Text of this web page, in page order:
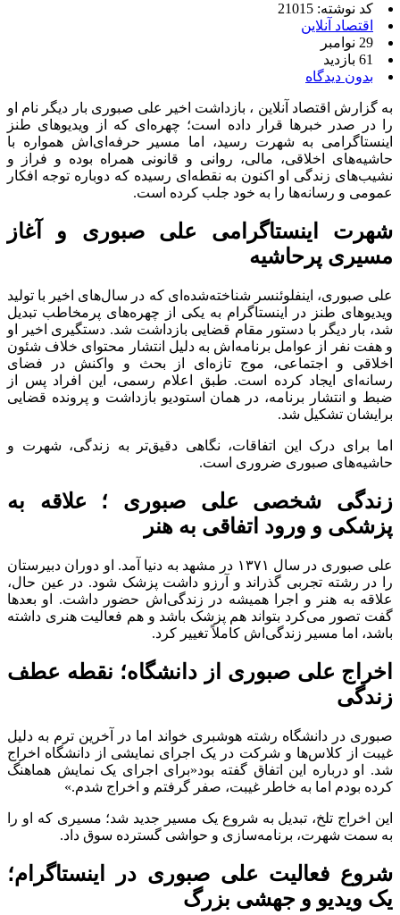
کد نوشته: 21015
اقتصاد آنلاین
29 نوامبر
61 بازدید
بدون دیدگاه
به گزارش اقتصاد آنلاین ، بازداشت اخیر علی صبوری بار دیگر نام او
را در صدر خبرها قرار داده است؛ چهره‌ای که از ویدیوهای طنز
اینستاگرامی به شهرت رسید، اما مسیر حرفه‌ای‌اش همواره با
حاشیه‌های اخلاقی، مالی، روانی و قانونی همراه بوده و فراز و
نشیب‌های زندگی او اکنون به نقطه‌ای رسیده که دوباره توجه افکار
عمومی و رسانه‌ها را به خود جلب کرده است.
شهرت اینستاگرامی علی صبوری و آغاز
مسیری پرحاشیه
علی صبوری، اینفلوئنسر شناخته‌شده‌ای که در سال‌های اخیر با تولید
ویدیوهای طنز در اینستاگرام به یکی از چهره‌های پرمخاطب تبدیل
شد، بار دیگر با دستور مقام قضایی بازداشت شد. دستگیری اخیر او
و هفت نفر از عوامل برنامه‌اش به دلیل انتشار محتوای خلاف شئون
اخلاقی و اجتماعی، موج تازه‌ای از بحث و واکنش در فضای
رسانه‌ای ایجاد کرده است. طبق اعلام رسمی، این افراد پس از
ضبط و انتشار برنامه، در همان استودیو بازداشت و پرونده قضایی
برایشان تشکیل شد.
اما برای درک این اتفاقات، نگاهی دقیق‌تر به زندگی، شهرت و
حاشیه‌های صبوری ضروری است.
زندگی شخصی علی صبوری ؛ علاقه به
پزشکی و ورود اتفاقی به هنر
علی صبوری در سال ۱۳۷۱ در مشهد به دنیا آمد. او دوران دبیرستان
را در رشته تجربی گذراند و آرزو داشت پزشک شود. در عین حال،
علاقه به هنر و اجرا همیشه در زندگی‌اش حضور داشت. او بعدها
گفت تصور می‌کرد بتواند هم پزشک باشد و هم فعالیت هنری داشته
باشد، اما مسیر زندگی‌اش کاملاً تغییر کرد.
اخراج علی صبوری از دانشگاه؛ نقطه عطف
زندگی
صبوری در دانشگاه رشته هوشبری خواند اما در آخرین ترم به دلیل
غیبت از کلاس‌ها و شرکت در یک اجرای نمایشی از دانشگاه اخراج
شد. او درباره این اتفاق گفته بود«برای اجرای یک نمایش هماهنگ
کرده بودم اما به خاطر غیبت، صفر گرفتم و اخراج شدم.»
این اخراج تلخ، تبدیل به شروع یک مسیر جدید شد؛ مسیری که او را
به سمت شهرت، برنامه‌سازی و حواشی گسترده سوق داد.
شروع فعالیت علی صبوری در اینستاگرام؛
یک ویدیو و جهشی بزرگ